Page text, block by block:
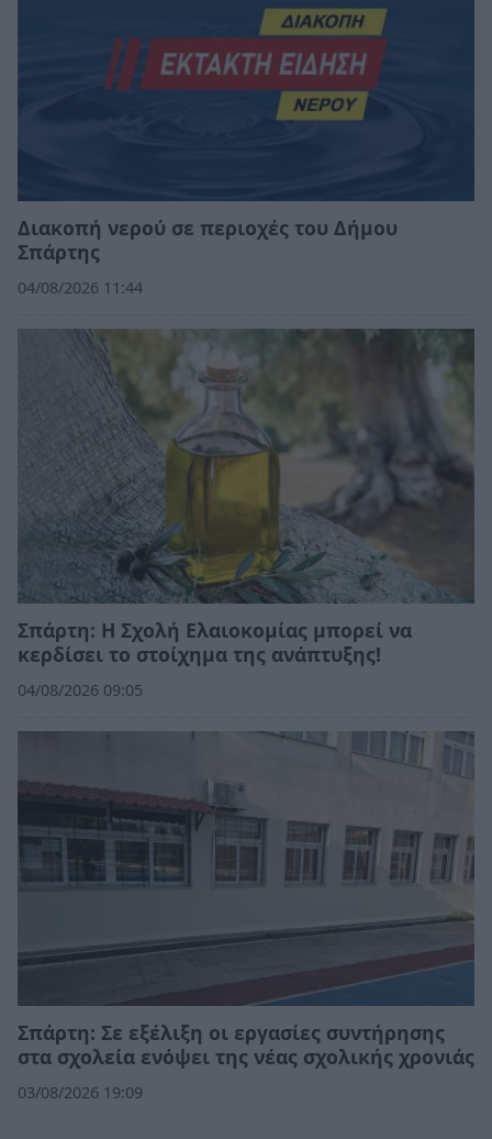
Διακοπή νερού σε περιοχές του Δήμου
Σπάρτης
04/08/2026 11:44
Σπάρτη: Η Σχολή Ελαιοκομίας μπορεί να
κερδίσει το στοίχημα της ανάπτυξης!
04/08/2026 09:05
Σπάρτη: Σε εξέλιξη οι εργασίες συντήρησης
στα σχολεία ενόψει της νέας σχολικής χρονιάς
03/08/2026 19:09